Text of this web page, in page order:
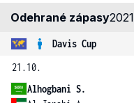
Odehrané zápasy2021
Davis Cup
21.10.
Alhogbani S.